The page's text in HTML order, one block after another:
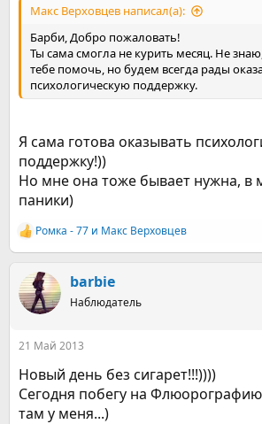
Макс Верховцев написал(а):
Барби, Добро пожаловать!
Ты сама смогла не курить месяц. Не
тебе помочь, но будем всегда рады
психологическую поддержку.
Я сама готова оказывать
поддержку!))
Но мне она тоже бывает нужна, в
паники)
Р
е
к
ц
и
Ромка - 77 и Макс Верховцев
barbie
Наблюдатель
21 Май 2013
Новый день без сигарет!!!))))
Сегодня побегу на
там у меня...)